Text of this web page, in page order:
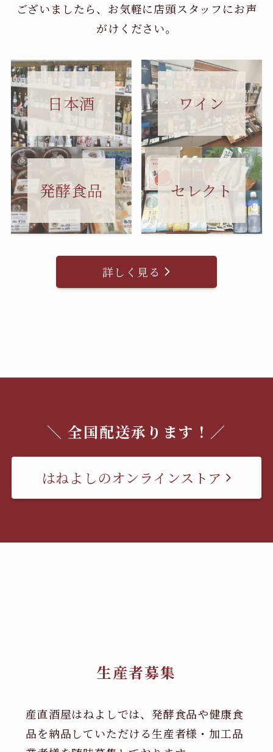
ございましたら、お気軽に店頭スタッフにお声
がけください。
日本酒 ワイン
発酵食品 セレクト
詳しく見る
＼ 全国配送承ります！／
はねよしのオンラインストア
生産者募集
産直酒屋はねよしでは、発酵食品や健康食
品を納品していただける生産者様・加工品